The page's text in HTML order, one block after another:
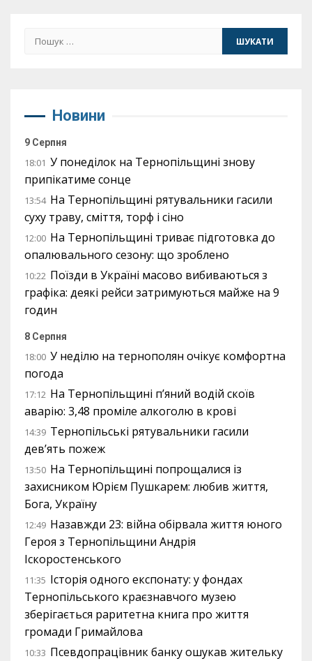
Пошук:
Новини
9 Серпня
18:01 У понеділок на Тернопільщині знову
припікатиме сонце
13:54 На Тернопільщині рятувальники гасили
суху траву, сміття, торф і сіно
12:00 На Тернопільщині триває підготовка до
опалювального сезону: що зроблено
10:22 Поїзди в Україні масово вибиваються з
графіка: деякі рейси затримуються майже на 9
годин
8 Серпня
18:00 У неділю на тернополян очікує комфортна
погода
17:12 На Тернопільщині п’яний водій скоїв
аварію: 3,48 проміле алкоголю в крові
14:39 Тернопільські рятувальники гасили
дев’ять пожеж
13:50 На Тернопільщині попрощалися із
захисником Юрієм Пушкарем: любив життя,
Бога, Україну
12:49 Назавжди 23: війна обірвала життя юного
Героя з Тернопільщини Андрія
Іскоростенського
11:35 Історія одного експонату: у фондах
Тернопільського краєзнавчого музею
зберігається раритетна книга про життя
громади Гримайлова
10:33 Псевдопрацівник банку ошукав жительку